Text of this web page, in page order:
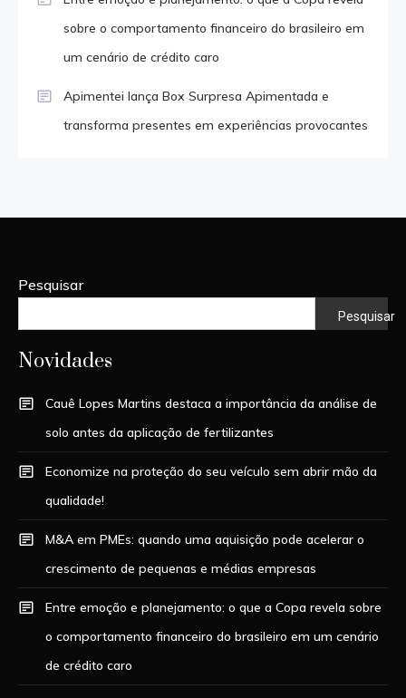
sobre o comportamento financeiro do brasileiro em
um cenário de crédito caro
Apimentei lança Box Surpresa Apimentada e
transforma presentes em experiências provocantes
Pesquisar
Pesquisar
Novidades
Cauê Lopes Martins destaca a importância da análise de
solo antes da aplicação de fertilizantes
Economize na proteção do seu veículo sem abrir mão da
qualidade!
M&A em PMEs: quando uma aquisição pode acelerar o
crescimento de pequenas e médias empresas
Entre emoção e planejamento: o que a Copa revela sobre
o comportamento financeiro do brasileiro em um cenário
de crédito caro